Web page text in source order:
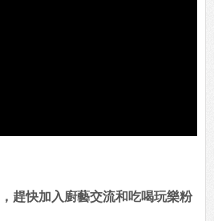
趕快加入廚藝交流和吃喝玩樂粉